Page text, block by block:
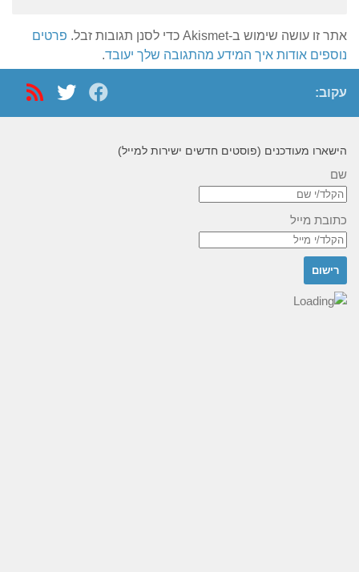
אתר זו עושה שימוש ב-Akismet כדי לסנן תגובות זבל.
פרטים
נוספים אודות איך המידע מהתגובה שלך יעובד.
עקוב:
הישארו מעודכנים (פוסטים חדשים ישירות למייל)
שם
כתובת מייל